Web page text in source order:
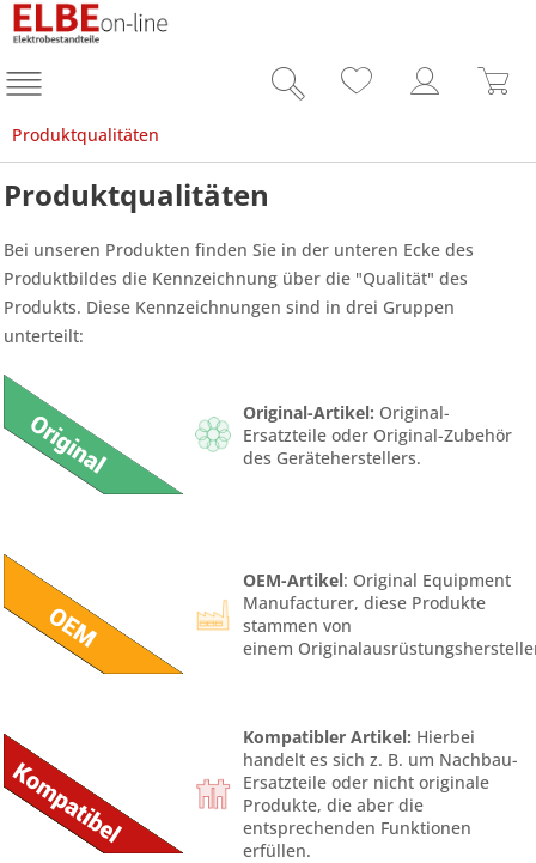
Produktqualitäten
Produktqualitäten
Bei unseren Produkten finden Sie in der unteren Ecke des
Produktbildes die Kennzeichnung über die "Qualität" des
Produkts. Diese Kennzeichnungen sind in drei Gruppen
unterteilt:
Original-Artikel: Original-
Ersatzteile oder Original-Zubehör
des Geräteherstellers.
OEM-Artikel: Original Equipment
Manufacturer, diese Produkte
stammen von
einem
Kompatibler Artikel: Hierbei
handelt es sich z. B. um Nachbau-
Ersatzteile oder nicht originale
Produkte, die aber die
entsprechenden Funktionen
erfüllen.